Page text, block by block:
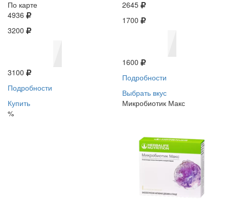
По карте
4936
3200
3100
Подробности
Купить
%
2645
1700
1600
Подробности
Выбрать вкус
Микробиотик Макс